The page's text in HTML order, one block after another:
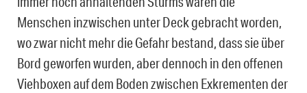
Menschen inzwischen unter Deck gebracht worden,
wo zwar nicht mehr die Gefahr bestand, dass sie über
Bord geworfen wurden, aber dennoch in den offenen
Viehboxen auf dem Boden zwischen Exkrementen der